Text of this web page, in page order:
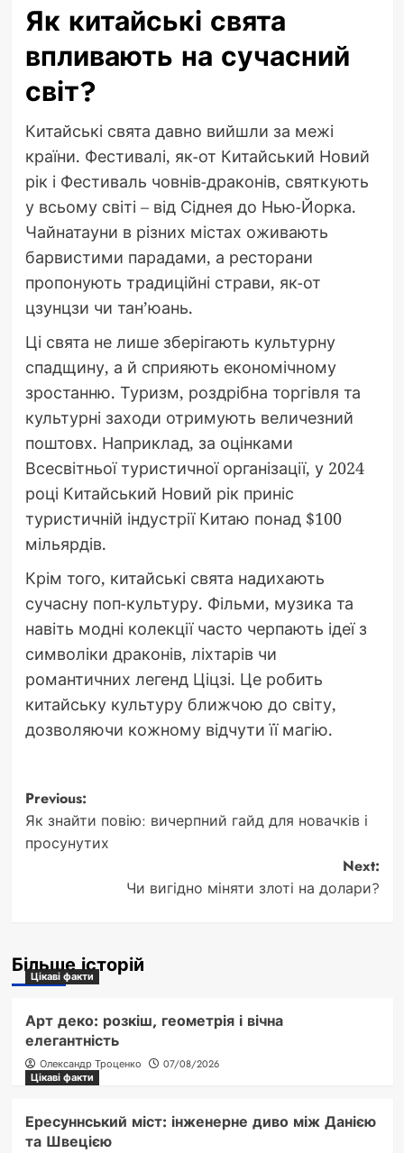
Як китайські свята
впливають на сучасний
світ?
Китайські свята давно вийшли за межі
країни. Фестивалі, як-от Китайський Новий
рік і Фестиваль човнів-драконів, святкують
у всьому світі – від Сіднея до Нью-Йорка.
Чайнатауни в різних містах оживають
барвистими парадами, а ресторани
пропонують традиційні страви, як-от
цзунцзи чи тан’юань.
Ці свята не лише зберігають культурну
спадщину, а й сприяють економічному
зростанню. Туризм, роздрібна торгівля та
культурні заходи отримують величезний
поштовх. Наприклад, за оцінками
Всесвітньої туристичної організації, у 2024
році Китайський Новий рік приніс
туристичній індустрії Китаю понад $100
мільярдів.
Крім того, китайські свята надихають
сучасну поп-культуру. Фільми, музика та
навіть модні колекції часто черпають ідеї з
символіки драконів, ліхтарів чи
романтичних легенд Ціцзі. Це робить
китайську культуру ближчою до світу,
дозволяючи кожному відчути її магію.
Post
navigation
Previous:
Як знайти повію: вичерпний гайд для новачків і
просунутих
Next:
Чи вигідно міняти злоті на долари?
Більше історій
Цікаві факти
Арт деко: розкіш, геометрія і вічна
елегантність
Олександр Троценко
07/08/2026
Цікаві факти
Ересуннський міст: інженерне диво між Данією
та Швецією